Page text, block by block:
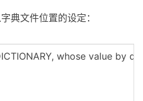
典文件位置的设定：
whose value by